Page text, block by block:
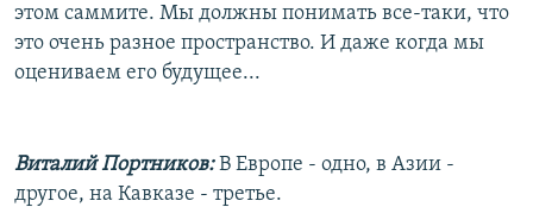
этом саммите. Мы должны понимать все-таки, что
это очень разное пространство. И даже когда мы
оцениваем его будущее...
Виталий Портников:В Европе - одно, в Азии -
другое, на Кавказе - третье.